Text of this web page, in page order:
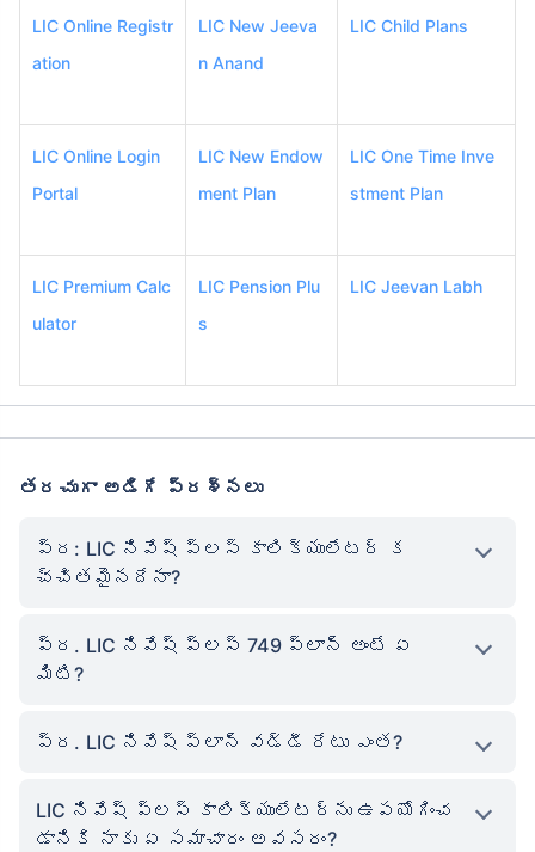
LIC Online Registr
ation
LIC New Jeeva
n Anand
LIC Child Plans
LIC Online Login
Portal
LIC New Endow
ment Plan
LIC One Time Inve
stment Plan
LIC Premium Calc
ulator
LIC Pension Plu
s
LIC Jeevan Labh
తరచుగా అడిగే ప్రశ్నలు
ప్ర: LIC నివేష్ ప్లస్ కాలిక్యులేటర్ క
చ్చితమైనదేనా?
ప్ర. LIC నివేష్ ప్లస్ 749 ప్లాన్ అంటే ఏ
మిటి?
ప్ర. LIC నివేష్ ప్లాన్ వడ్డీ రేటు ఎంత?
LIC నివేష్ ప్లస్ కాలిక్యులేటర్‌ను ఉపయోగించ
డానికి నాకు ఏ సమాచారం అవసరం?